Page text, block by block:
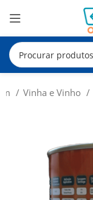
Vinha e Vinho